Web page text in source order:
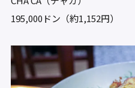
195,000ドン（約1,152円）